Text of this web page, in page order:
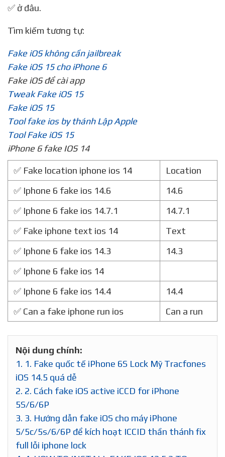
✅ ở đâu.
Tìm kiếm tương tự:
Fake iOS không cần jailbreak
Fake iOS 15 cho iPhone 6
Fake iOS để cài app
Tweak Fake iOS 15
Fake iOS 15
Tool fake ios by thánh Lập Apple
Tool Fake iOS 15
iPhone 6 fake IOS 14
✅ Fake location iphone ios 14
Location
✅ Iphone 6 fake ios 14.6
14.6
✅ Iphone 6 fake ios 14.7.1
14.7.1
✅ Fake iphone text ios 14
Text
✅ Iphone 6 fake ios 14.3
14.3
✅ Iphone 6 fake ios 14
✅ Iphone 6 fake ios 14.4
14.4
✅ Can a fake iphone run ios
Can a run
Nội dung chính:
1. 1. Fake quốc tế iPhone 6S Lock Mỹ Tracfones
iOS 14.5 quá dễ
2. 2. Cách fake iOS active iCCD for iPhone
5S/6/6P
3. 3. Hướng dẫn fake iOS cho máy iPhone
5/5c/5s/6/6P để kích hoạt ICCID thần thánh fix
full lỗi iphone lock